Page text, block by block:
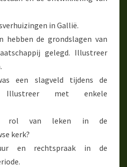
in Gallië.
hebben de grondslagen van
gelegd. Illustreer
een slagveld tijdens de
Illustreer met enkele
rol van leken in de
kerk?
en rechtspraak in de